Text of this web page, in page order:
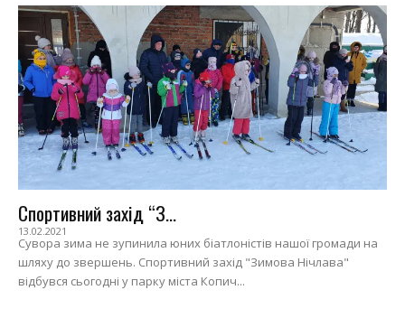
Спортивний захід “З...
13.02.2021
Сувора зима не зупинила юних біатлоністів нашої громади на
шляху до звершень. Спортивний захід "Зимова Нічлава"
відбувся сьогодні у парку міста Копич...